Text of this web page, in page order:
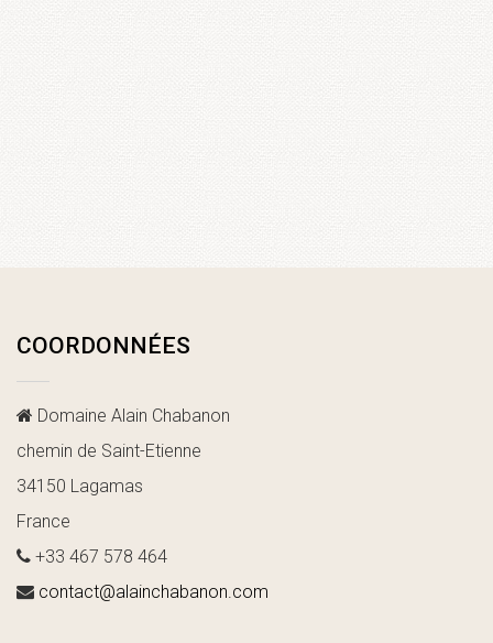
COORDONNÉES
Domaine Alain Chabanon
chemin de Saint-Etienne
34150 Lagamas
France
+33 467 578 464
contact@alainchabanon.com